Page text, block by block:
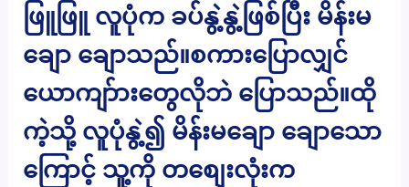
ဖြူဖြူ လူပုံက ခပ်နွဲ့နွဲ့ဖြစ်ပြီး မိန်းမ
ချော ချောသည်။စကားပြောလျှင်
ယောကျာ်ားတွေလိုဘဲ ပြောသည်။ထို
ကဲ့သို့ လူပုံနွဲ့၍ မိန်းမချော ချောသော
ကြောင့် သူ့ကို တစျေးလုံးက